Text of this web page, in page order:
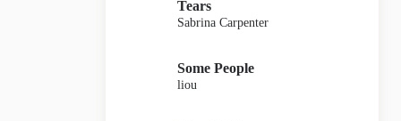
Tears
Sabrina Carpenter
Some People
liou